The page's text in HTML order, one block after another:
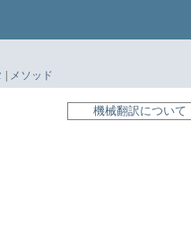
| メソッド
機械翻訳について